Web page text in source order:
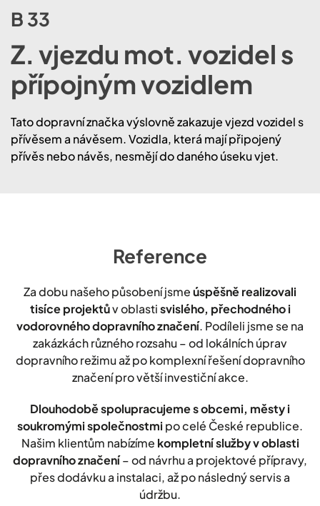
B 33
Z. vjezdu mot. vozidel s
přípojným vozidlem
​​Tato dopravní značka výslovně zakazuje vjezd vozidel s
přívěsem a návěsem. Vozidla, která mají připojený
přívěs nebo návěs, nesmějí do daného úseku vjet.
Reference
Za dobu našeho působení jsmeúspěšně realizovali
tisíce projektův oblastisvislého, přechodného i
vodorovného dopravního značení. Podíleli jsme se na
zakázkách různého rozsahu – od lokálních úprav
dopravního režimu až po komplexní řešení dopravního
značení pro větší investiční akce.
Dlouhodobě spolupracujeme s obcemi, městy i
soukromými společnostmi po celé České republice.
Našim klientům nabízíme kompletní služby v oblasti
dopravního značení– od návrhu a projektové přípravy,
přes dodávku a instalaci, až po následný servis a
údržbu.